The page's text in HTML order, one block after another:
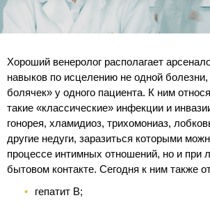
Хороший венеролог располагает
навыков по исцелению не одной болезни,
болячек» у одного пациента. К ним
такие «классические» инфекции и
гонорея, хламидиоз, трихомониаз,
другие недуги, заразиться которыми
процессе интимных отношений, но и при
бытовом контакте. Сегодня к ним также
гепатит В;